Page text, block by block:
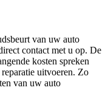
van uw auto
contact met u op. De
kosten spreken
uitvoeren. Zo
van uw auto